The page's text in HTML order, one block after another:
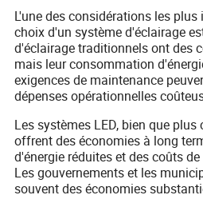
L'une des considérations les
choix d'un système d'éclairage
d'éclairage traditionnels ont des
mais leur consommation
exigences de maintenance
dépenses opérationnelles
Les systèmes LED, bien que
offrent des économies à long
d'énergie réduites et des coûts
Les gouvernements et les
souvent des économies